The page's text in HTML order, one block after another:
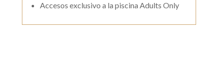
Accesos exclusivo a la piscina Adults Only